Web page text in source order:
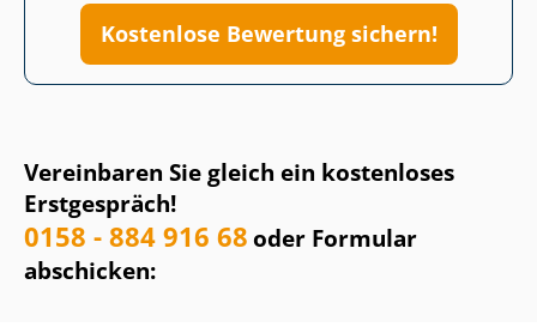
Vereinbaren Sie gleich ein kostenloses
Erstgespräch!
0158 - 884 916 68oder Formular
abschicken:
Kostenlose Bewertung sichern!